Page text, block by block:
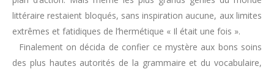
littéraire restaient bloqués, sans inspiration aucune, aux limites
extrêmes et fatidiques de l’hermétique « Il était une fois ».
Finalement on décida de confier ce mystère aux bons soins
des plus hautes autorités de la grammaire et du vocabulaire,